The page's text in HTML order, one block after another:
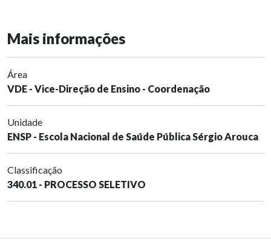
Mais informações
Área
VDE - Vice-Direção de Ensino - Coordenação
Unidade
ENSP - Escola Nacional de Saúde Pública Sérgio Arouca
Classificação
340.01 - PROCESSO SELETIVO